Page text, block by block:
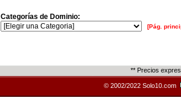
Categorías de Dominio:
[Pág.
** Precios
© 2002/2022 Solo10.com